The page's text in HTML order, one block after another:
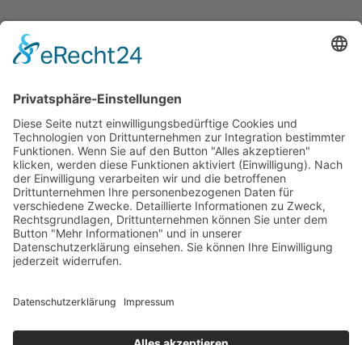
Folgen Sie uns
Kontakt
0203 - 3965 710
info@friondo.de
Whatsapp
Mo - Fr von 8 - 17 Uhr
SCHREIBEN SIE UNS